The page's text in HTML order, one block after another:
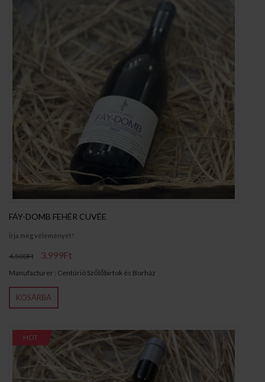
FÁY-DOMB FEHÉR CUVÉE
Írja meg véleményét!
4.500Ft 3.999Ft
Manufacturer : Centúrió Szőlőbirtok és Borház
KOSÁRBA
HOT